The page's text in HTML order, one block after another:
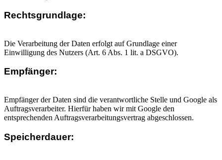
Rechtsgrundlage:
Die Verarbeitung der Daten erfolgt auf Grundlage einer
Einwilligung des Nutzers (Art. 6 Abs. 1 lit. a DSGVO).
Empfänger:
Empfänger der Daten sind die verantwortliche Stelle und Google als
Auftragsverarbeiter. Hierfür haben wir mit Google den
entsprechenden Auftragsverarbeitungsvertrag abgeschlossen.
Speicherdauer: